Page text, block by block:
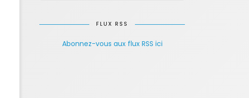
FLUX RSS
Abonnez-vous aux flux RSS ici